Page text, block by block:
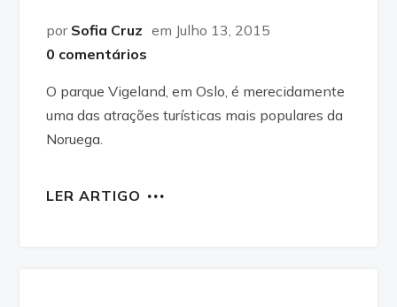
por Sofia Cruz em Julho 13, 2015
0 comentários
O parque Vigeland, em Oslo, é merecidamente
uma das atrações turísticas mais populares da
Noruega.
LER ARTIGO